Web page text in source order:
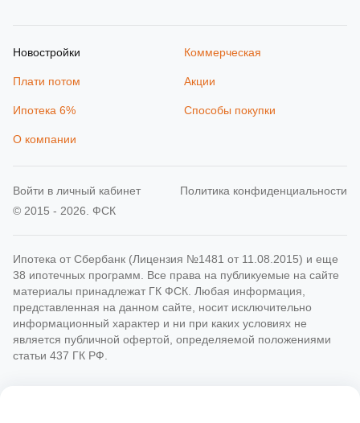
Новостройки Коммерческая
Плати потом Акции
Ипотека 6% Способы покупки
О компании
© 2015 - 2026. ФСК
Политика конфиденциальности
Ипотека от Сбербанк (Лицензия №1481 от 11.08.2015) и еще
38 ипотечных программ. Все права на публикуемые на сайте
материалы принадлежат ГК ФСК. Любая информация,
представленная на данном сайте, носит исключительно
информационный характер и ни при каких условиях не
является публичной офертой, определяемой положениями
статьи 437 ГК РФ.
Войти в личный кабинет